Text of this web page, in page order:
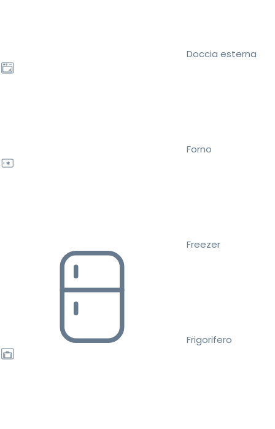
Doccia esterna
Forno
Freezer
Frigorifero